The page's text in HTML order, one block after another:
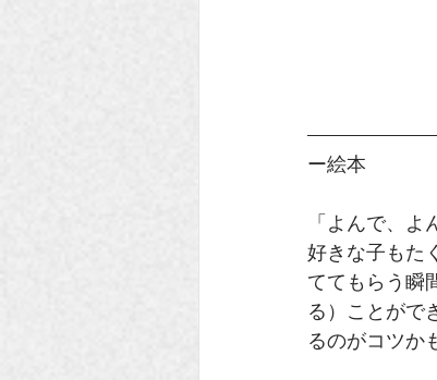
ー絵本
「よんで、
好きな子もた
ててもらう瞬
る）ことがで
るのがコツか